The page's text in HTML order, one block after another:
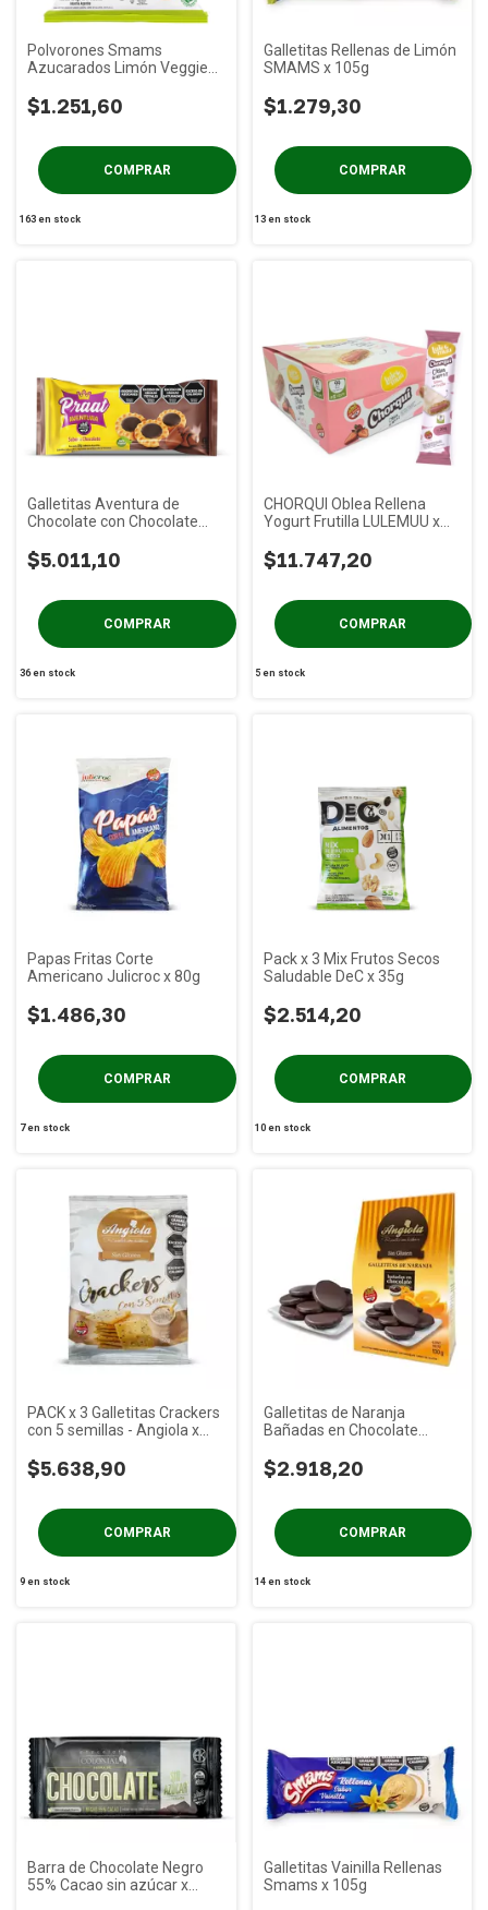
Polvorones Smams
Azucarados Limón Veggies
$1.251,60
163en stock
Galletitas Rellenas de Limón
SMAMS x 105g
$1.279,30
13 en stock
Galletitas Aventura de
Chocolate con Chocolate
$5.011,10
36en stock
CHORQUI Oblea Rellena
Yogurt Frutilla LULEMUU x
$11.747,20
5 en stock
Papas Fritas Corte
Americano Julicroc x 80g
$1.486,30
7en stock
Pack x 3 Mix Frutos Secos
Saludable DeC x 35g
$2.514,20
10 en stock
PACK x 3 Galletitas Crackers
con 5 semillas - Angiola x
$5.638,90
9en stock
Galletitas de Naranja
Bañadas en Chocolate
$2.918,20
14 en stock
Barra de Chocolate Negro
55% Cacao sin azúcar x
Galletitas Vainilla Rellenas
Smams x 105g